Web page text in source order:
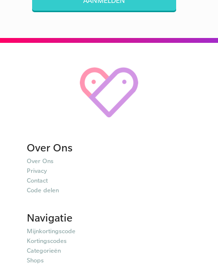
Over Ons
Over Ons
Privacy
Contact
Code delen
Navigatie
Mijnkortingscode
Kortingscodes
Categorieën
Shops